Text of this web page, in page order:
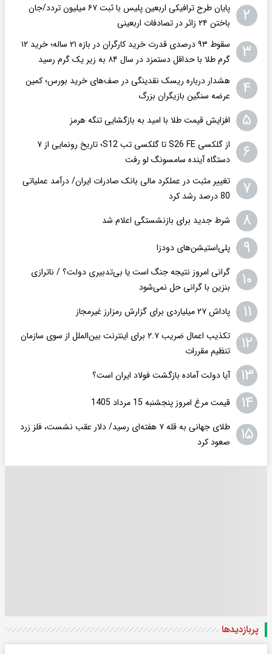
۲
پایان طرح ترافیکی اربعین پلیس با ثبت ۶۷ میلیون تردد/جان
باختن ۲۴ زائر در تصادفات اربعینی
۳
سقوط ۹۳ درصدی قدرت خرید کارگران در بازه ۲۱ ساله؛ خرید ۱۲
گرم طلا با حداقل دستمزد در سال ۸۴ به زیر یک گرم رسید
۴
هشدار درباره ریسک نقدینگی در صف‌های خرید بورس؛ کمین
عرضه سنگین بازیگران بزرگ
۵ افزایش قیمت طلا با امید به بازگشایی تنگه هرمز
۶
از گلکسی S26 FE تا گلکسی تب S12؛ تاریخ رونمایی از ۷
دستگاه آینده سامسونگ لو رفت
۷
تغییر مثبت در عملکرد مالی بانک صادرات ایران/ درآمد عملیاتی
80 درصد رشد کرد
۸ شرط جدید برای بازنشستگی اعلام شد
۹ پلی‌استیشن‌های دودزا
۱۰
گرانی امروز نتیجه جنگ است یا بی‌تدبیری دولت؟ / ناترازی
بنزین با گرانی حل نمی‌شود
۱۱ پاداش ۲۷ میلیاردی برای گزارش رمزارز غیرمجاز
۱۲
تکذیب اعمال ضریب ۲.۷ برای اینترنت بین‌الملل از سوی سازمان
تنظیم مقررات
۱۳ آیا دولت آماده بازگشت فولاد ایران است؟
۱۴ قیمت مرغ امروز پنجشنبه 15 مرداد 1405
۱۵
طلای جهانی به قله ۷ هفته‌ای رسید/ دلار عقب نشست، فلز زرد
صعود کرد
پربازدید‌ها